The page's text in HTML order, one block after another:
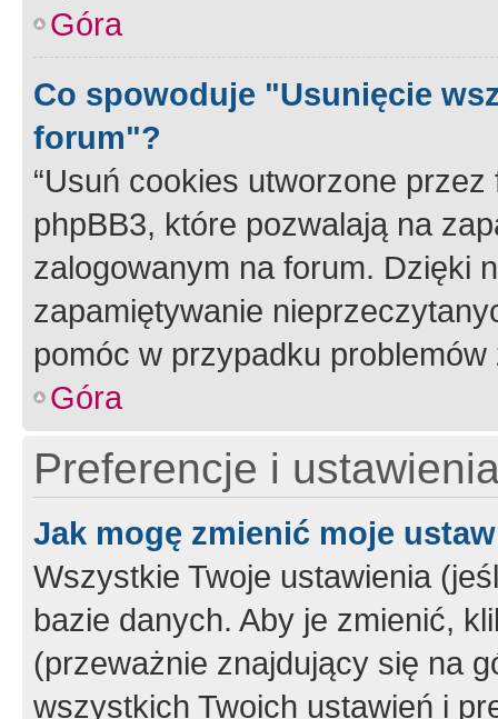
Góra
Co spowoduje "Usunięcie
forum"?
“Usuń cookies utworzone
phpBB3, które pozwalają na
zalogowanym na forum. Dzięki
zapamiętywanie
pomóc w przypadku
Góra
Preferencje i
Jak mogę zmienić moje
Wszystkie Twoje ustawienia
bazie danych. Aby je zmienić,
(przeważnie znajdujący się na
wszystkich Twoich ustawień i